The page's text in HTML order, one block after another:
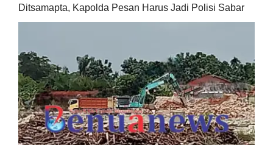
Ditsamapta, Kapolda Pesan Harus Jadi Polisi Sabar